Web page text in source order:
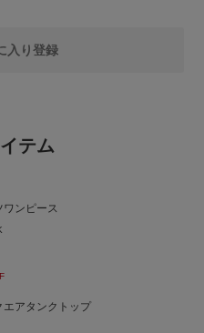
で、普段使いからちょっとしたお
なってます！
トサンダル。
です。
節の変わり目まで楽しめます。
入り登録
テム
ワンピース
エアタンクトップ